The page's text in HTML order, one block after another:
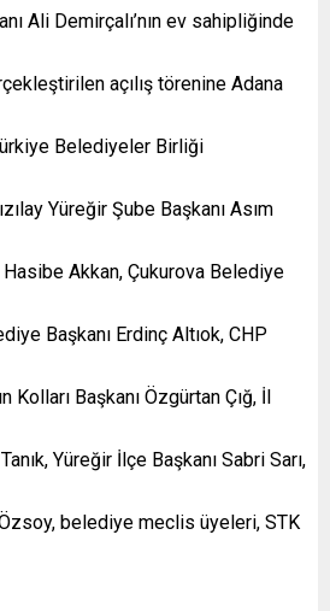
Ali Demirçalı’nın ev sahipliğinde
açılış törenine Adana
Belediyeler Birliği
Yüreğir Şube Başkanı Asım
Akkan, Çukurova Belediye
Başkanı Erdinç Altıok, CHP
Kolları Başkanı Özgürtan Çığ, İl
Yüreğir İlçe Başkanı Sabri Sarı,
belediye meclis üyeleri, STK